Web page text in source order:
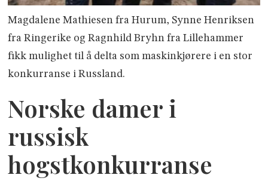
Magdalene Mathiesen fra Hurum, Synne Henriksen
fra Ringerike og Ragnhild Bryhn fra Lillehammer
fikk mulighet til å delta som maskinkjørere i en stor
konkurranse i Russland.
Norske damer i
russisk
hogstkonkurranse